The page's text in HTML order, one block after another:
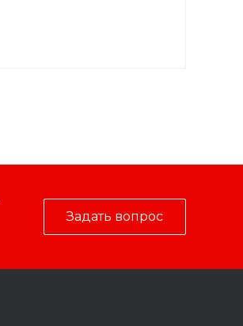
Задать вопрос